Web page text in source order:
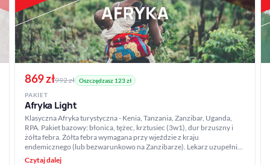
869 zł992 zł
Oszczędzasz 123 zł
PAKIET
Afryka Light
Klasyczna Afryka turystyczna - Kenia, Tanzania, Zanzibar, Uganda,
RPA. Pakiet bazowy: błonica, tężec, krztusiec (3w1), dur brzuszny i
żółta febra. Żółta febra wymagana przy wjeździe z kraju
endemicznego (lub bezwarunkowo na Zanzibarze). Lekarz uzupełni
profilaktykę malarii i WZW A indywidualnie podczas konsultacji.
Czytaj dalej